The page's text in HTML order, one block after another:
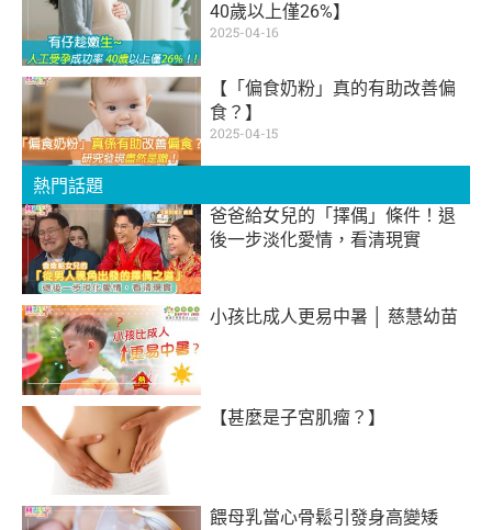
40歲以上僅26%】
2025-04-16
【「偏食奶粉」真的有助改善偏
食？】
2025-04-15
熱門話題
爸爸給女兒的「擇偶」條件！退
後一步淡化愛情，看清現實
小孩比成人更易中暑 │ 慈慧幼苗
【甚麼是子宮肌瘤？】
餵母乳當心骨鬆引發身高變矮